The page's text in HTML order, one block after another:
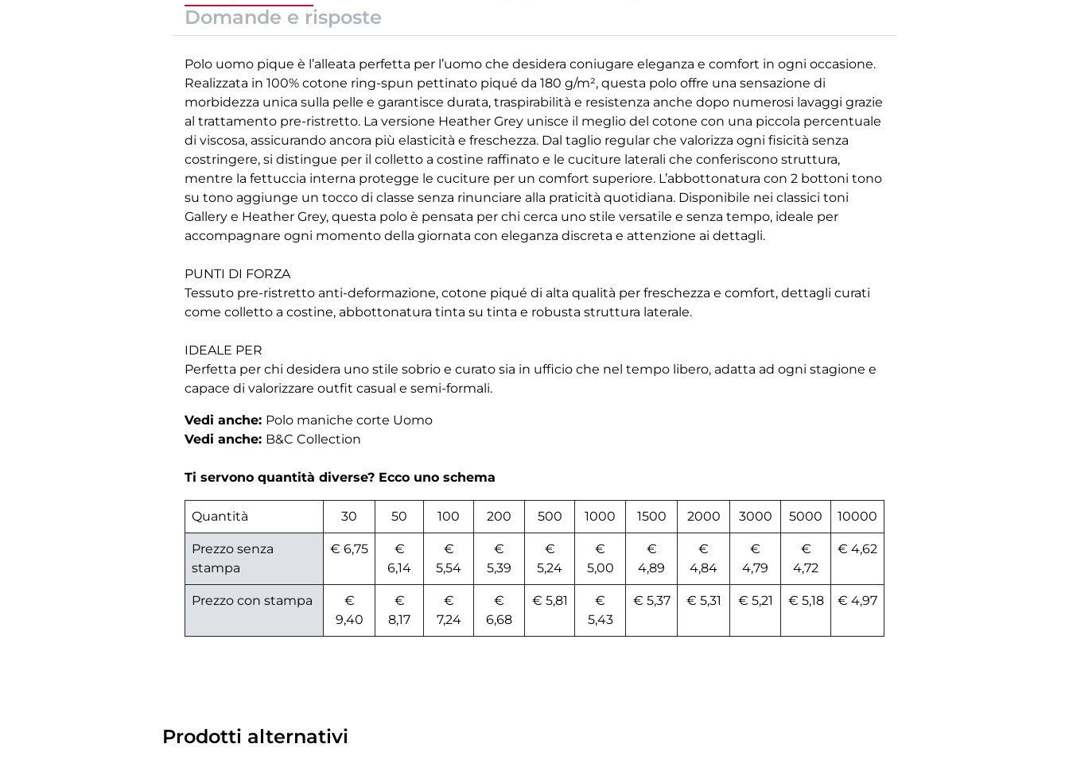
Domande e risposte
Polo uomo pique è l’alleata perfetta per l’uomo che desidera coniugare eleganza e comfort in ogni occasione.
Realizzata in 100% cotone ring-spun pettinato piqué da 180 g/m², questa polo offre una sensazione di
morbidezza unica sulla pelle e garantisce durata, traspirabilità e resistenza anche dopo numerosi lavaggi grazie
al trattamento pre-ristretto. La versione Heather Grey unisce il meglio del cotone con una piccola percentuale
di viscosa, assicurando ancora più elasticità e freschezza. Dal taglio regular che valorizza ogni fisicità senza
costringere, si distingue per il colletto a costine raffinato e le cuciture laterali che conferiscono struttura,
mentre la fettuccia interna protegge le cuciture per un comfort superiore. L’abbottonatura con 2 bottoni tono
su tono aggiunge un tocco di classe senza rinunciare alla praticità quotidiana. Disponibile nei classici toni
Gallery e Heather Grey, questa polo è pensata per chi cerca uno stile versatile e senza tempo, ideale per
accompagnare ogni momento della giornata con eleganza discreta e attenzione ai dettagli.
PUNTI DI FORZA
Tessuto pre-ristretto anti-deformazione, cotone piqué di alta qualità per freschezza e comfort, dettagli curati
come colletto a costine, abbottonatura tinta su tinta e robusta struttura laterale.
IDEALE PER
Perfetta per chi desidera uno stile sobrio e curato sia in ufficio che nel tempo libero, adatta ad ogni stagione e
capace di valorizzare outfit casual e semi-formali.
Vedi anche: Polo maniche corte Uomo
Vedi anche: B&C Collection
Ti servono quantità diverse? Ecco uno schema
Quantità 30 50 100 200 500 1000 1500 2000 3000 5000 10000
Prezzo senza
stampa
€ 6,75
€
6,14
€
5,54
€
5,39
€
5,24
€
5,00
€
4,89
€
4,84
€
4,79
€
4,72
€ 4,62
Prezzo con stampa
€
9,40
€
8,17
€
7,24
€
6,68
€ 5,81
€
5,43
€ 5,37 € 5,31 € 5,21 € 5,18 € 4,97
Prodotti alternativi